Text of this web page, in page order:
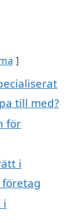
till med?
för
i
i